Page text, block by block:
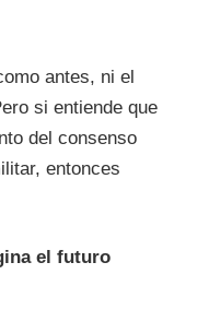
antes, ni el
si entiende que
del consenso
entonces
el futuro